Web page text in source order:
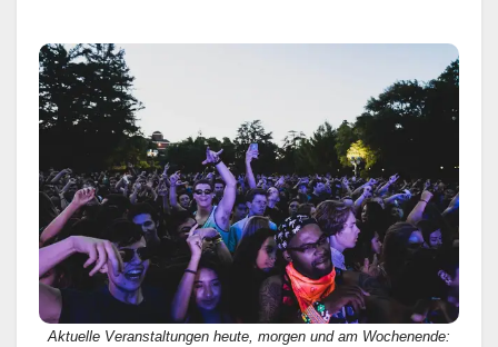
Aktuelle Veranstaltungen heute, morgen und am Wochenende: